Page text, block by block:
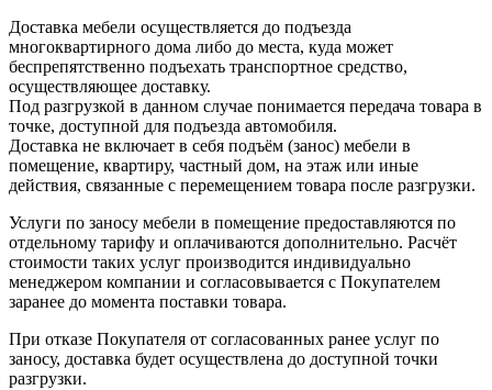
Доставка мебели осуществляется до подъезда
многоквартирного дома либо до места, куда может
беспрепятственно подъехать транспортное средство,
осуществляющее доставку.
Под разгрузкой в данном случае понимается передача товара в
точке, доступной для подъезда автомобиля.
Доставка не включает в себя подъём (занос) мебели в
помещение, квартиру, частный дом, на этаж или иные
действия, связанные с перемещением товара после разгрузки.
Услуги по заносу мебели в помещение предоставляются по
отдельному тарифу и оплачиваются дополнительно. Расчёт
стоимости таких услуг производится индивидуально
менеджером компании и согласовывается с Покупателем
заранее до момента поставки товара.
При отказе Покупателя от согласованных ранее услуг по
заносу, доставка будет осуществлена до доступной точки
разгрузки.